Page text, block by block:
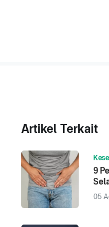
Artikel Terkait
9
05